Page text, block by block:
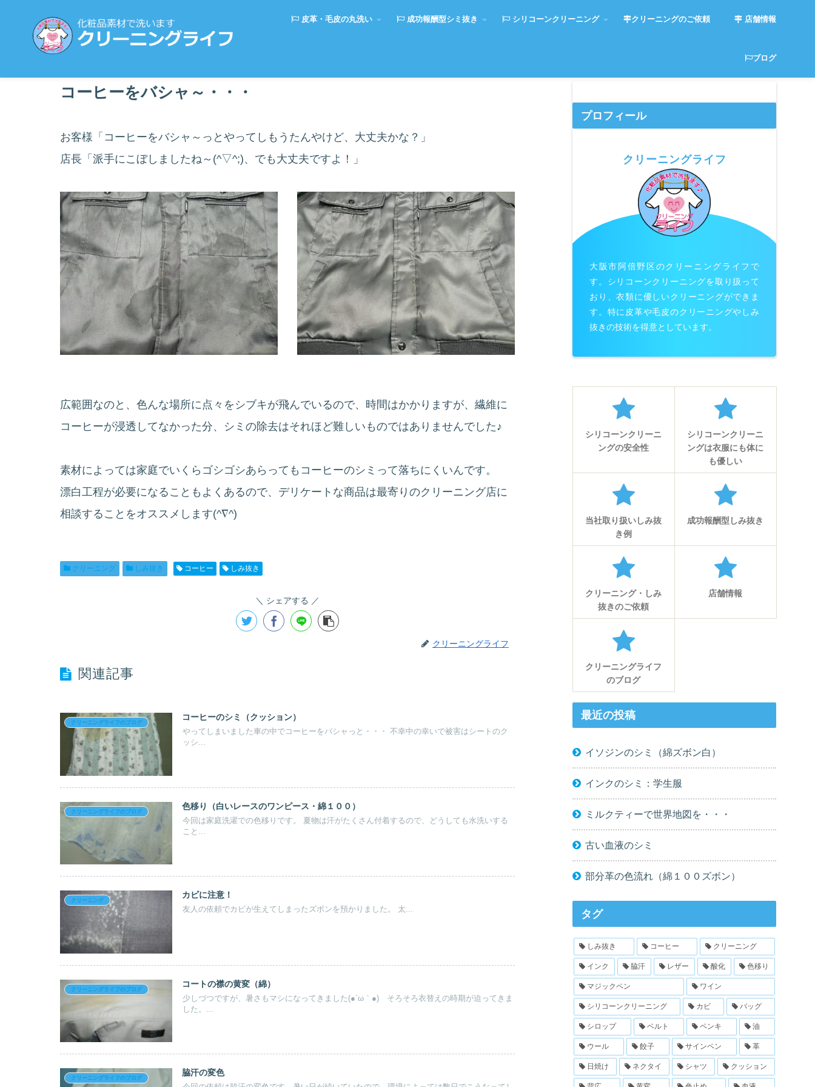
皮革・毛皮の丸洗い 成功報酬型シミ抜き シリコーンクリーニング クリーニングのご依頼 店舗情報
ブログ
コーヒーをバシャ～・・・
お客様「コーヒーをバシャ～っとやってしもうたんやけど、大丈夫かな？」
店長「派手にこぼしましたね～(^▽^;)、でも大丈夫ですよ！」
広範囲なのと、色んな場所に点々をシブキが飛んでいるので、時間はかかりますが、繊維に
コーヒーが浸透してなかった分、シミの除去はそれほど難しいものではありませんでした♪
素材によっては家庭でいくらゴシゴシあらってもコーヒーのシミって落ちにくいんです。
漂白工程が必要になることもよくあるので、デリケートな商品は最寄りのクリーニング店に
相談することをオススメします(^∇^)
クリーニング しみ抜き コーヒー しみ抜き
シェアする
クリーニングライフ
関連記事
クリーニングライフのブログ
コーヒーのシミ（クッション）
やってしまいました車の中でコーヒーをバシャっと・・・ 不幸中の幸いで被害はシートのク
ッシ...
クリーニングライフのブログ
色移り（白いレースのワンピース・綿１００）
今回は家庭洗濯での色移りです。 夏物は汗がたくさん付着するので、どうしても水洗いする
こと...
クリーニング
カビに注意！
友人の依頼でカビが生えてしまったズボンを預かりました。 太...
クリーニングライフのブログ
コートの襟の黄変（綿）
少しづつですが、暑さもマシになってきました(●´ω｀●)ゞそろそろ衣替えの時期が迫ってきま
した。...
クリーニングライフのブログ
脇汗の変色
プロフィール
クリーニングライフ
大阪市阿倍野区のクリーニングライフで
す。シリコーンクリーニングを取り扱って
おり、衣類に優しいクリーニングができま
す。特に皮革や毛皮のクリーニングやしみ
抜きの技術を得意としています。
シリコーンクリーニ
ングの安全性
シリコーンクリーニ
ングは衣服にも体に
も優しい
当社取り扱いしみ抜
き例
成功報酬型しみ抜き
クリーニング・しみ
抜きのご依頼
店舗情報
クリーニングライフ
のブログ
最近の投稿
イソジンのシミ（綿ズボン白）
インクのシミ：学生服
ミルクティーで世界地図を・・・
古い血液のシミ
部分革の色流れ（綿１００ズボン）
タグ
しみ抜き コーヒー クリーニング
インク 脇汗 レザー 酸化 色移り
マジックペン ワイン
シリコーンクリーニング カビ バッグ
シロップ ベルト ペンキ 油
ウール 餃子 サインペン 革
日焼け ネクタイ シャツ クッション